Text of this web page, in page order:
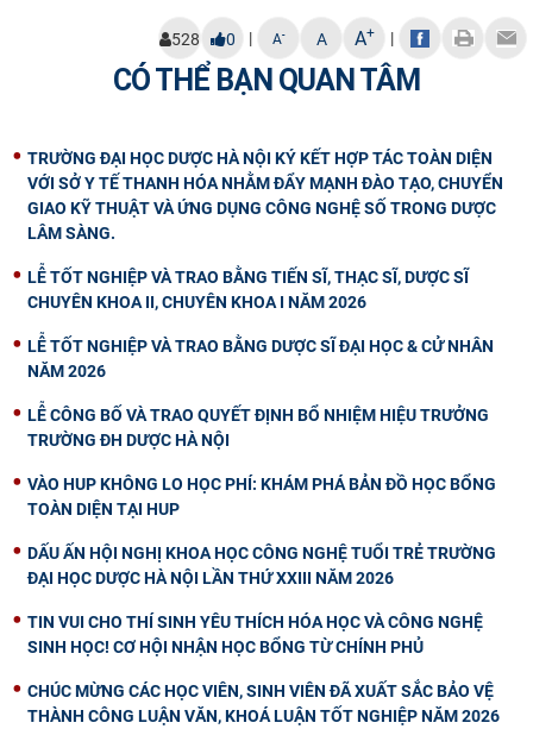
528 0 | A- A A+ |
CÓ THỂ BẠN QUAN TÂM
TRƯỜNG ĐẠI HỌC DƯỢC HÀ NỘI KÝ KẾT HỢP TÁC TOÀN DIỆN
VỚI SỞ Y TẾ THANH HÓA NHẰM ĐẨY MẠNH ĐÀO TẠO, CHUYỂN
GIAO KỸ THUẬT VÀ ỨNG DỤNG CÔNG NGHỆ SỐ TRONG DƯỢC
LÂM SÀNG.
LỄ TỐT NGHIỆP VÀ TRAO BẰNG TIẾN SĨ, THẠC SĨ, DƯỢC SĨ
CHUYÊN KHOA II, CHUYÊN KHOA I NĂM 2026
LỄ TỐT NGHIỆP VÀ TRAO BẰNG DƯỢC SĨ ĐẠI HỌC & CỬ NHÂN
NĂM 2026
LỄ CÔNG BỐ VÀ TRAO QUYẾT ĐỊNH BỔ NHIỆM HIỆU TRƯỞNG
TRƯỜNG ĐH DƯỢC HÀ NỘI
VÀO HUP KHÔNG LO HỌC PHÍ: KHÁM PHÁ BẢN ĐỒ HỌC BỔNG
TOÀN DIỆN TẠI HUP
DẤU ẤN HỘI NGHỊ KHOA HỌC CÔNG NGHỆ TUỔI TRẺ TRƯỜNG
ĐẠI HỌC DƯỢC HÀ NỘI LẦN THỨ XXIII NĂM 2026
TIN VUI CHO THÍ SINH YÊU THÍCH HÓA HỌC VÀ CÔNG NGHỆ
SINH HỌC! CƠ HỘI NHẬN HỌC BỔNG TỪ CHÍNH PHỦ
CHÚC MỪNG CÁC HỌC VIÊN, SINH VIÊN ĐÃ XUẤT SẮC BẢO VỆ
THÀNH CÔNG LUẬN VĂN, KHOÁ LUẬN TỐT NGHIỆP NĂM 2026